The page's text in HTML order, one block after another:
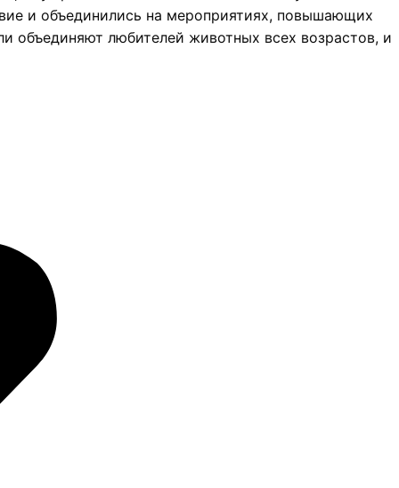
и объединились на мероприятиях, повышающих
объединяют любителей животных всех возрастов, и